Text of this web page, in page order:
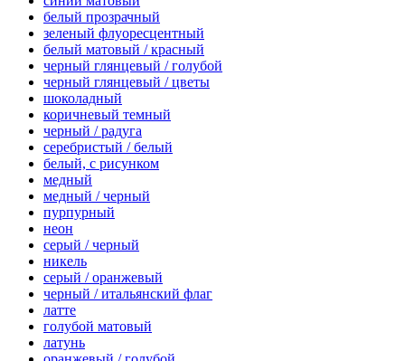
белый прозрачный
зеленый флуоресцентный
белый матовый / красный
черный глянцевый / голубой
черный глянцевый / цветы
шоколадный
коричневый темный
черный / радуга
серебристый / белый
белый, с рисунком
медный
медный / черный
пурпурный
неон
серый / черный
никель
серый / оранжевый
черный / итальянский флаг
латте
голубой матовый
латунь